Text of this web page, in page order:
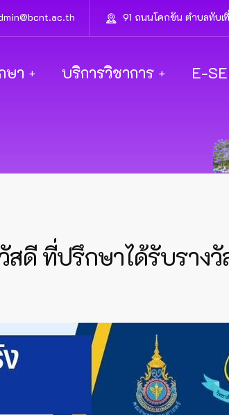
91 ถนนโคกขัน ตำบลทับเ
ษา บริการวิชาการ E-
ดี ที่ปรึกษาได้รับรางวั